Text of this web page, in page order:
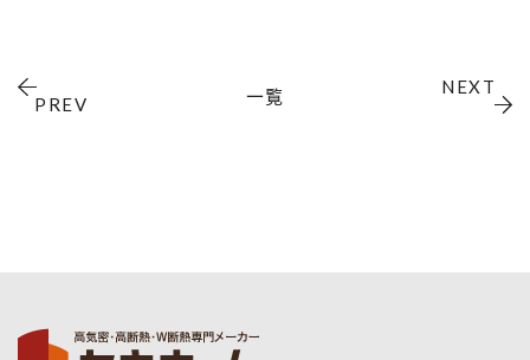
PREV 一覧 NEXT